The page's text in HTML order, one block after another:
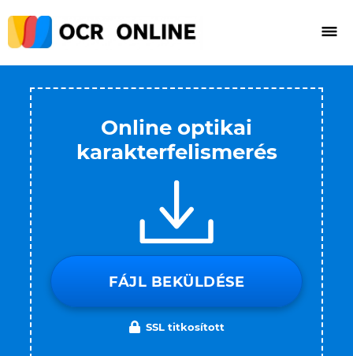
Online optikai
karakterfelismerés
FÁJL BEKÜLDÉSE
SSL titkosított